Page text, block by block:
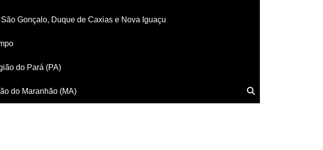
Gonçalo, Duque de Caxias e Nova Iguaçu
do Pará (PA)
do Maranhão (MA)